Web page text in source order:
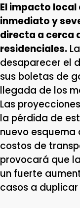
El impacto local
inmediato y
directa a cerca
residenciales.
desaparecer el
sus boletas de
llegada de los
Las
la pérdida de
nuevo
costos de
provocará que
un fuerte
casos a